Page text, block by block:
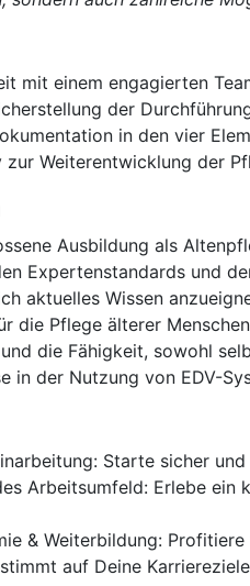
mit einem engagierten
der
in den vier
Weiterentwicklung der
Ausbildung als
Expertenstandards und
aktuelles Wissen
die Pflege älterer
die Fähigkeit, sowohl
in der Nutzung von EDV-
Starte sicher
Arbeitsumfeld: Erlebe ein
& Weiterbildung:
auf Deine